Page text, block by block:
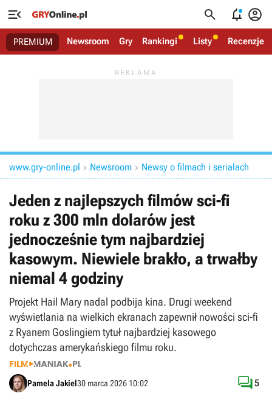
   
PREMIUM Newsroom Gry Rankingi Listy Recenzje
www.gry-online.pl  Newsroom  Newsy o filmach i serialach
Jeden z najlepszych filmów sci-fi
roku z 300 mln dolarów jest
jednocześnie tym najbardziej
kasowym. Niewiele brakło, a trwałby
niemal 4 godziny
Projekt Hail Mary nadal podbija kina. Drugi weekend
wyświetlania na wielkich ekranach zapewnił nowości sci-fi
z Ryanem Goslingiem tytuł najbardziej kasowego
dotychczas amerykańskiego filmu roku.
Pamela Jakiel30 marca 2026 10:02 5